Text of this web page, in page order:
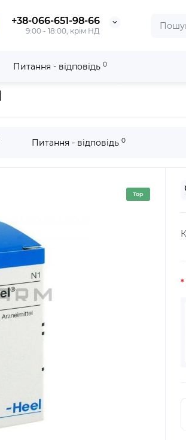
+38-066-651-98-66
9:00 - 18:00, крім НД
Питання - відповідь 0
Питання - відповідь 0
Top